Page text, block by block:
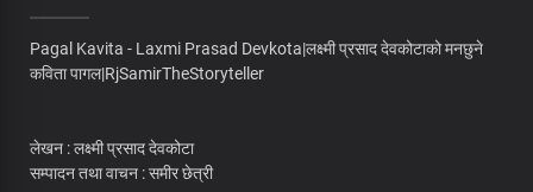
Pagal Kavita - Laxmi Prasad Devkota|लक्ष्मी प्रसाद देवकोटाको मनछुने
कविता पागल|RjSamirTheStoryteller
लेखन : लक्ष्मी प्रसाद देवकोटा
सम्पादन तथा वाचन : समीर छेत्री